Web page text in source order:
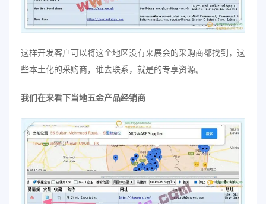
这样开发客户可以将这个地区没有来展会的采购商都找到，这
些本土化的采购商，谁去联系，就是的专享资源。
我们在来看下当地五金产品经销商